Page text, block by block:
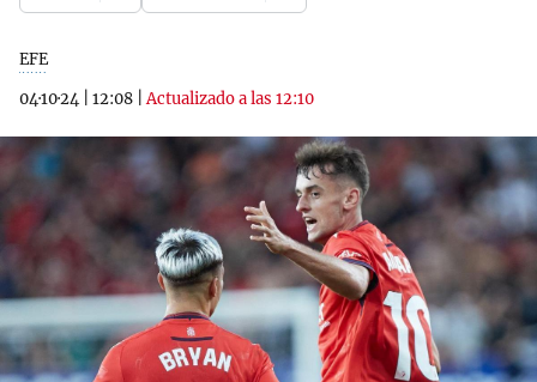
EFE
04·10·24
12:08 |Actualizado a las 12:10